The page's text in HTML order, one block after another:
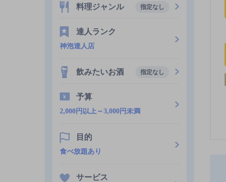
料理ジャンル 指定なし
達人ランク
神泡達人店
飲みたいお酒 指定なし
予算
2,000円以上～3,000円未満
目的
食べ放題あり
サービス